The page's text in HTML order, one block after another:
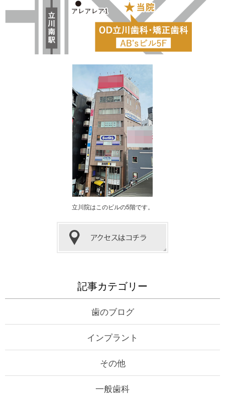
立川院はこのビルの5階です。
記事カテゴリー
歯のブログ
インプラント
その他
一般歯科